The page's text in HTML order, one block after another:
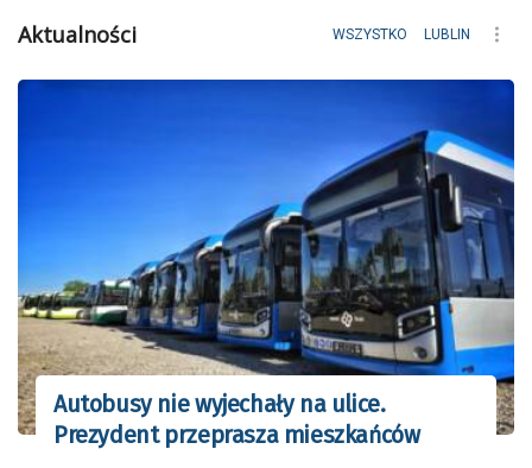
Aktualności WSZYSTKO LUBLIN
Autobusy nie wyjechały na ulice.
Prezydent przeprasza mieszkańców